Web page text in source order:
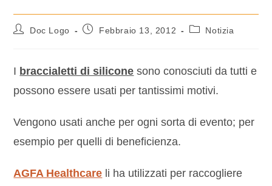
Doc Logo Febbraio 13, 2012 Notizia
I braccialetti di silicone sono conosciuti da tutti e
possono essere usati per tantissimi motivi.
Vengono usati anche per ogni sorta di evento; per
esempio per quelli di beneficienza.
AGFA Healthcare li ha utilizzati per raccogliere